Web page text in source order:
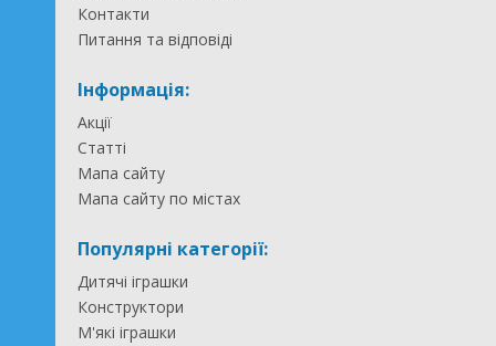
Контакти
Питання та відповіді
Інформація:
Акції
Статті
Мапа сайту
Мапа сайту по містах
Популярні категорії:
Дитячі іграшки
Конструктори
М'які іграшки